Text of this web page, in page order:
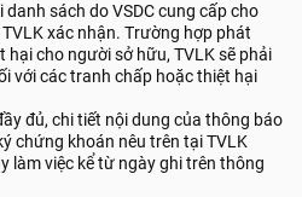
danh sách do VSDC cung cấp cho
xác nhận. Trường hợp phát
cho người sở hữu, TVLK sẽ phải
với các tranh chấp hoặc thiệt hại
đủ, chi tiết nội dung của thông báo
chứng khoán nêu trên tại TVLK
làm việc kể từ ngày ghi trên thông